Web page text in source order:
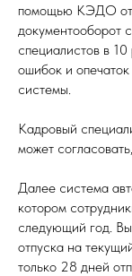
помощью КЭДО от
документооборот
специалистов в
ошибок и
системы.
Кадровый
может
Далее система
котором
следующий год. Вы
отпуска на
только 28 дней